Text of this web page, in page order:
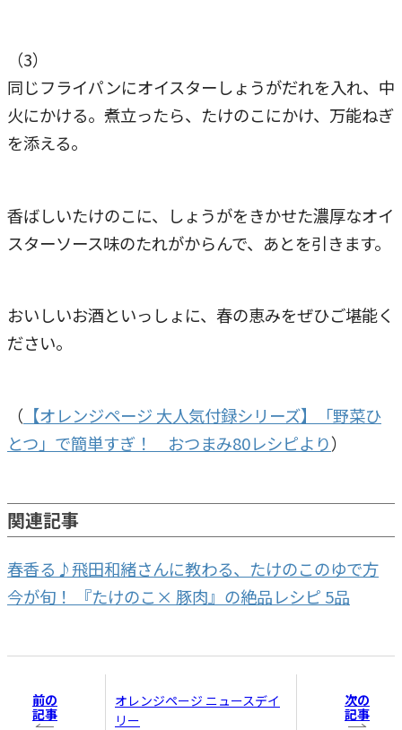
（3）
同じフライパンにオイスターしょうがだれを入れ、中
火にかける。煮立ったら、たけのこにかけ、万能ねぎ
を添える。
香ばしいたけのこに、しょうがをきかせた濃厚なオイ
スターソース味のたれがからんで、あとを引きます。
おいしいお酒といっしょに、春の恵みをぜひご堪能く
ださい。
（ 【オレンジページ 大人気付録シリーズ】「野菜ひ
とつ」で簡単すぎ！ おつまみ80レシピより）
関連記事
春香る♪飛田和緒さんに教わる、たけのこのゆで方
今が旬！ 『たけのこ× 豚肉』の絶品レシピ 5品
前の
記事
オレンジページ ニュースデイ
リー
次の
記事